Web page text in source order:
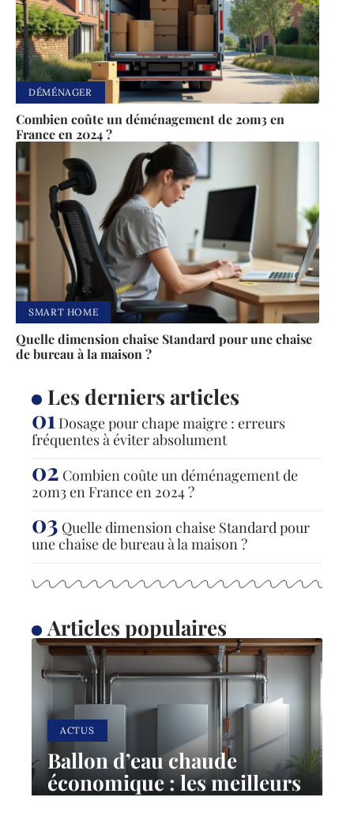
DÉMÉNAGER
Combien coûte un déménagement de 20m3 en
France en 2024 ?
SMART HOME
Quelle dimension chaise Standard pour une chaise
de bureau à la maison ?
Les derniers articles
Dosage pour chape maigre : erreurs
fréquentes à éviter absolument
Combien coûte un déménagement de
20m3 en France en 2024 ?
Quelle dimension chaise Standard pour
une chaise de bureau à la maison ?
Articles populaires
ACTUS
Ballon d’eau chaude
économique : les meilleurs
choix pour réduire sa